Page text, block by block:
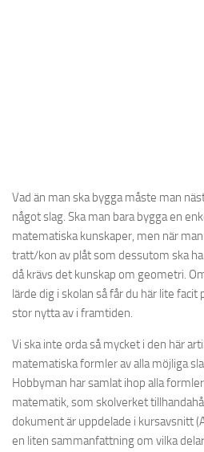
Vad än man ska bygga måste man
något slag. Ska man bara bygga en
matematiska kunskaper, men när
tratt/kon av plåt som dessutom ska
då krävs det kunskap om geometri.
lärde dig i skolan så får du här lite
stor nytta av i framtiden.
Vi ska inte orda så mycket i den här
matematiska formler av alla möjliga
Hobbyman har samlat ihop alla
matematik, som skolverket
dokument är uppdelade i kursavsnitt
en liten sammanfattning om vilka